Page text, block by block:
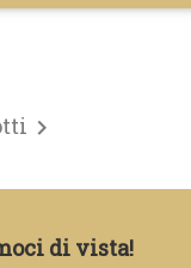

di vista!